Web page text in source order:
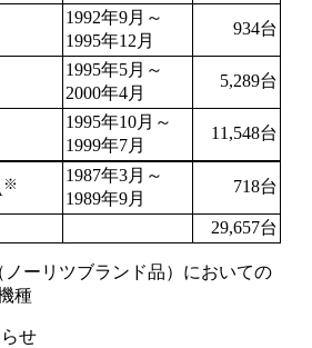
1992年9月～
1995年12月
934台
1995年5月～
2000年4月
5,289台
1995年10月～
1999年7月
11,548台
※
1987年3月～
1989年9月
718台
29,657台
ーリツブランド品）においての
種
せ